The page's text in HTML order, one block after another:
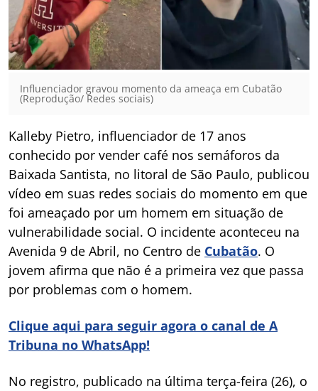
Influenciador gravou momento da ameaça em Cubatão
(Reprodução/ Redes sociais)
Kalleby Pietro, influenciador de 17 anos
conhecido por vender café nos semáforos da
Baixada Santista, no litoral de São Paulo, publicou
vídeo em suas redes sociais do momento em que
foi ameaçado por um homem em situação de
vulnerabilidade social. O incidente aconteceu na
Avenida 9 de Abril, no Centro de Cubatão. O
jovem afirma que não é a primeira vez que passa
por problemas com o homem.
Clique aqui para seguir agora o canal de A
Tribuna no WhatsApp!
No registro, publicado na última terça-feira (26), o